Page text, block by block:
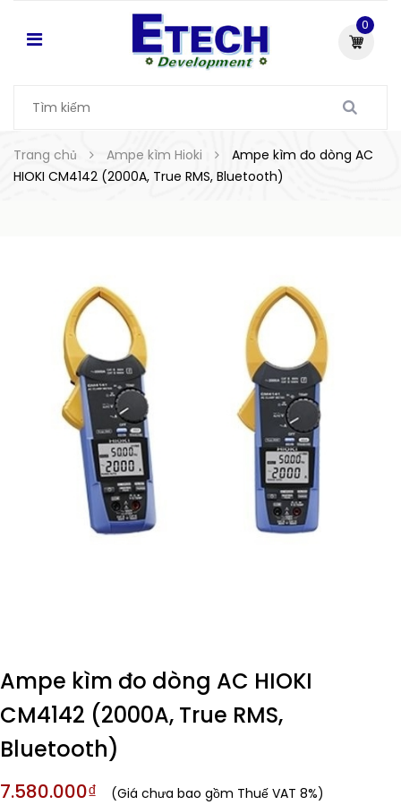
0
Trang chủ Ampe kìm Hioki
Ampe kìm đo dòng AC
HIOKI CM4142 (2000A, True RMS, Bluetooth)
Ampe kìm đo dòng AC HIOKI
CM4142 (2000A, True RMS,
Bluetooth)
7.580.000₫ (Giá chưa bao gồm Thuế VAT 8%)